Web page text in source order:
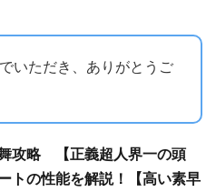
いただき、ありがとうご
攻略 【正義超人界一の頭
トの性能を解説！【高い素早